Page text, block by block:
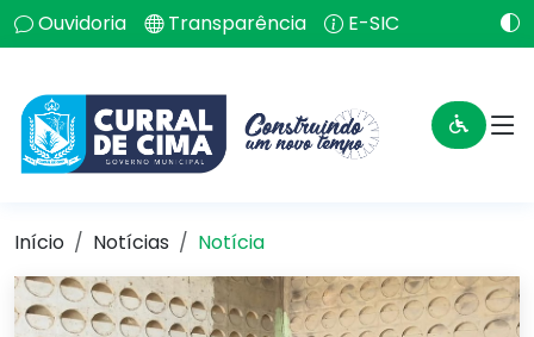
Ouvidoria Transparência E-SIC
Início Notícias Notícia